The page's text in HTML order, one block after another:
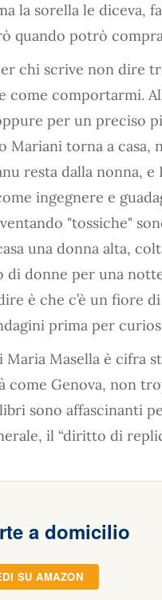
la sorella le diceva,
quando potrò
chi scrive non dire
come comportarmi.
per un preciso
torna a casa,
resta dalla nonna, e
ingegnere e
"tossiche"
una donna alta,
di donne per una
è che c’è un fiore
prima per
Maria Masella è cifra
come Genova, non
sono affascinanti
il “diritto di
a domicilio
SU AMAZON